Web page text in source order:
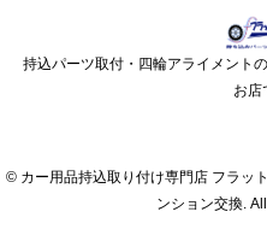
持込パーツ取付・四輪アライメント
お店
© カー用品持込取り付け専門店 フラッ
ンション交換.